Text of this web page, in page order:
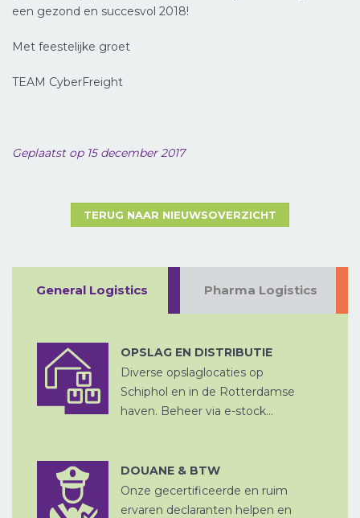
een gezond en succesvol 2018!
Met feestelijke groet
TEAM CyberFreight
Geplaatst op 15 december 2017
TERUG NAAR NIEUWSOVERZICHT
General Logistics
OPSLAG EN DISTRIBUTIE
Diverse opslaglocaties op
Schiphol en in de Rotterdamse
haven. Beheer via e-stock...
DOUANE
PROJECTVRACHT
DOUANE & BTW
Onze gecertificeerde en ruim
ervaren declaranten helpen en
LUCHTVRACHT
CHINA
PER SPOOR
Pharma Logistics